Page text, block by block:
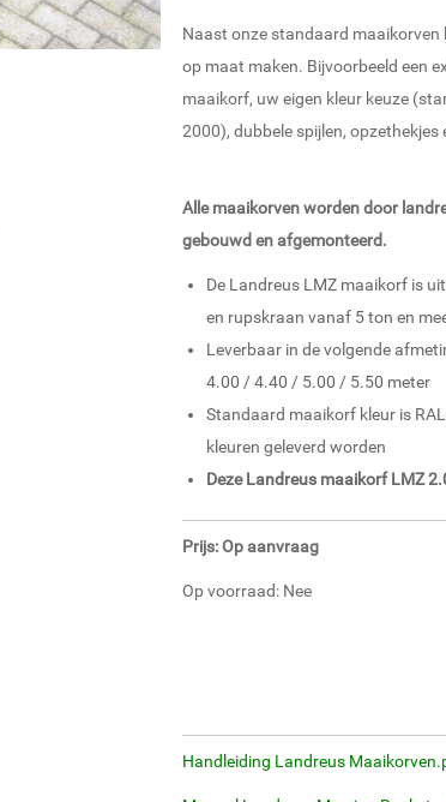
Naast onze standaard maaikorven
op maat maken. Bijvoorbeeld een
maaikorf, uw eigen kleur keuze
2000), dubbele spijlen,
Alle maaikorven worden door
gebouwd en afgemonteerd.
De Landreus LMZ maaikorf is
en rupskraan vanaf 5 ton en
Leverbaar in de volgende
4.00 / 4.40 / 5.00 / 5.50 meter
Standaard maaikorf kleur is
kleuren geleverd worden
Deze Landreus maaikorf LMZ
Prijs: Op aanvraag
Op voorraad: Nee
Handleiding Landreus